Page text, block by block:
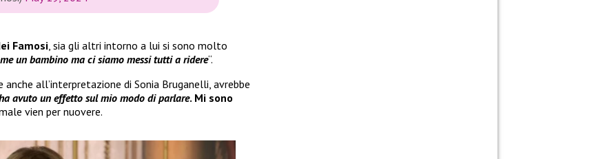
Famosi , sia gli altri intorno a lui si sono molto
un bambino ma ci siamo messi tutti a ridere“.
anche all’interpretazione di Sonia Bruganelli, avrebbe
avuto un effetto sul mio modo di parlare. Mi sono
vien per nuovere.